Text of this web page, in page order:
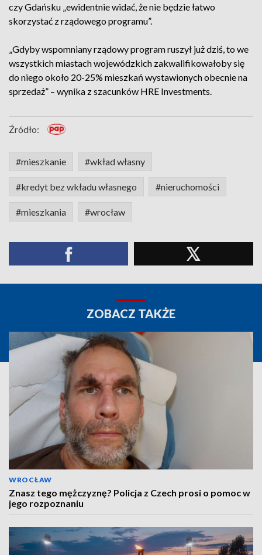
czy Gdańsku „ewidentnie widać, że nie będzie łatwo
skorzystać z rządowego programu”.
„Gdyby wspomniany rządowy program ruszył już dziś, to we
wszystkich miastach wojewódzkich zakwalifikowałoby się
do niego około 20-25% mieszkań wystawionych obecnie na
sprzedaż” – wynika z szacunków HRE Investments.
Źródło:
#mieszkanie #wkład własny
#kredyt bez wkładu własnego #nieruchomości
#mieszkania #wrocław
ZOBACZ TAKŻE
WROCŁAW
Znasz tego mężczyznę? Policja z Czech prosi o pomoc w
jego rozpoznaniu